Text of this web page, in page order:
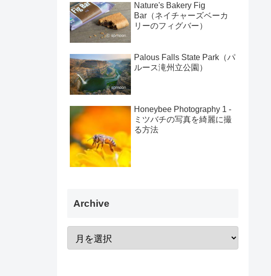
Nature's Bakery Fig
Bar（ネイチャーズベーカ
リーのフィグバー）
Palous Falls State Park（パ
ルース滝州立公園）
Honeybee Photography 1 -
ミツバチの写真を綺麗に撮
る方法
Archive